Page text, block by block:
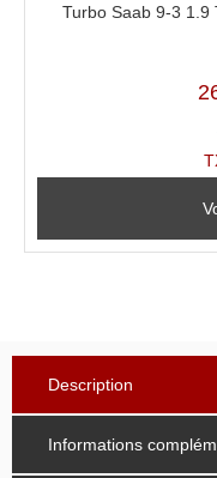
Turbo Saab 9-3 1.9
Description
Informations